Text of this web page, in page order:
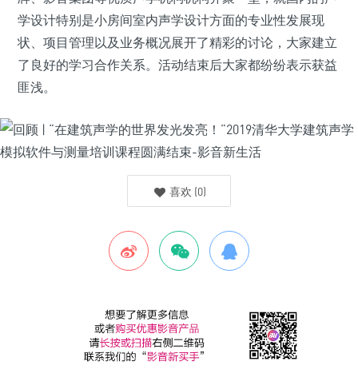
学设计特别是小房间室内声学设计方面的专业性发展现
状、项目管理以及业务概况展开了精彩的讨论，大家建立
了良好的学习合作关系。活动结束后大家都纷纷表示获益
匪浅。
喜欢 (0)